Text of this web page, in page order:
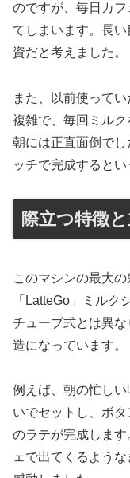
のですが、毎日カ
てしまいます。長
資だと考えました。
また、以前使って
複雑で、毎回ミル
朝には正直面倒で
ッチで完成するとい
際立つ特徴
このマシンの最大
「LatteGo」ミルク
チューブ式とは異
造になっています。
例えば、朝の忙し
いでセットし、ボ
のラテが完成しま
ェで出てくるよう